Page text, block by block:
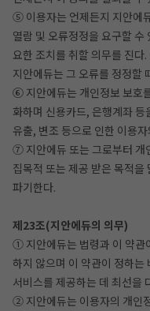
⑤ 이용자는 언제든지 지안에
열람 및 오류정정을 요구할 수
요한 조치를 취할 의무를 진
지안에듀는 그 오류를 정정할
⑥ 지안에듀는 개인정보 보호
화하며 신용카드, 은행계좌
유출, 변조 등으로 인한 이용
⑦ 지안에듀 또는 그로부터 개
집목적 또는 제공 받은 목적을
파기한다.
제23조(지안에듀의 의무)
① 지안에듀는 법령과 이 약관
하지 않으며 이 약관이 정하
서비스를 제공하는 데 최선을
② 지안에듀는 이용자의 개인